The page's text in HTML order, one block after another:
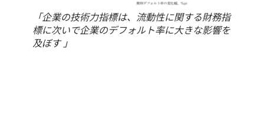
「企業の技術力指標は、流動性に関する財務指
標に次いで企業のデフォルト率に大きな影響を
及ぼす 」